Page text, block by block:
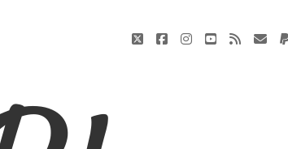
twitterfacebookinstagram
youtube
rss E-